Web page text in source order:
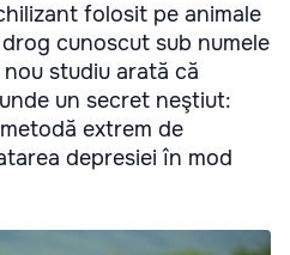
folosit pe animale
cunoscut sub numele
nou studiu arată că
un secret neştiut:
extrem de
depresiei în mod